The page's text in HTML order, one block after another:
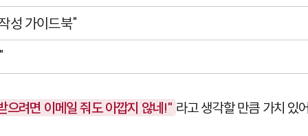
성 가이드북"
으려면 이메일 줘도 아깝지 않네!" 라고 생각할 만큼 가치 있